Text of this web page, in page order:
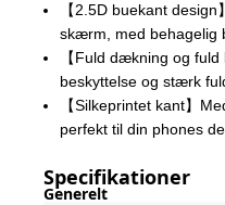
【2.5D buekant
skærm, med behagelig
【Fuld dækning og
beskyttelse og stærk
【Silkeprintet kant】
perfekt til din phones
Specifikationer
Generelt